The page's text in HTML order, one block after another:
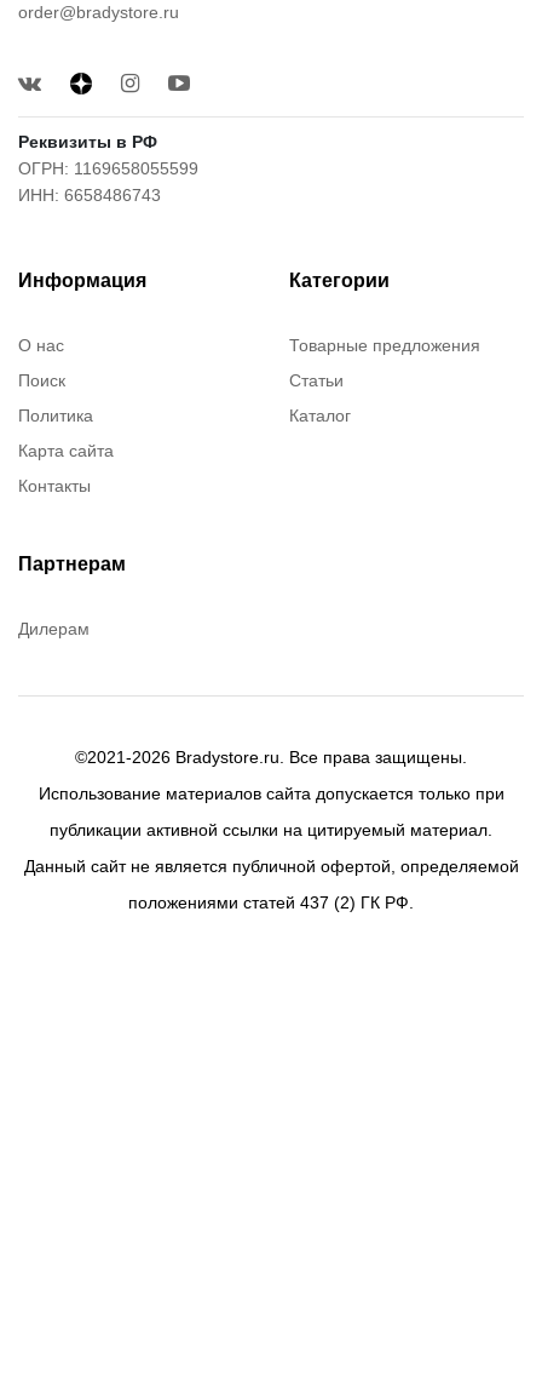
order@bradystore.ru
Реквизиты в РФ
ОГРН: 1169658055599
ИНН: 6658486743
Информация
О нас
Поиск
Политика
Карта сайта
Контакты
Категории
Товарные предложения
Статьи
Каталог
Партнерам
Дилерам
©2021-2026 Bradystore.ru. Все права защищены.
Использование материалов сайта допускается только при
публикации активной ссылки на цитируемый материал.
Данный сайт не является публичной офертой, определяемой
положениями статей 437 (2) ГК РФ.